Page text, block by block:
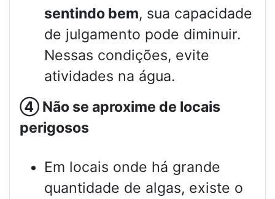
sentindo bem, sua capacidade
de julgamento pode diminuir.
Nessas condições, evite
atividades na água.
④ Não se aproxime de locais
perigosos
Em locais onde há grande
quantidade de algas, existe o